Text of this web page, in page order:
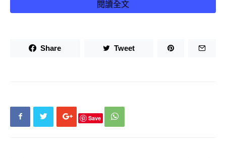
買了100台左右，店員刷好久」、「我們都知道，知道歸知
清楚。」
本還是全部都拋諸腦後了」、「上周剛行軍回來，想去的點很
多，誰知道一天只有24小時，根本不夠逛」、「去日本我都堅
閱讀全文
Share Tweet
Save